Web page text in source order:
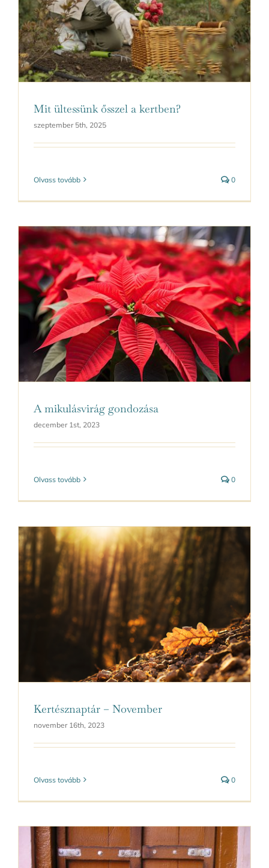
Kapcsolat
Mit ültessünk ősszel a kertben?
szeptember 5th, 2025
Olvass tovább 0
A mikulásvirág gondozása
december 1st, 2023
Olvass tovább 0
Kertésznaptár – November
november 16th, 2023
Olvass tovább 0